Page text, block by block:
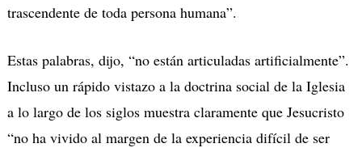
trascendente de toda persona humana”.
Estas palabras, dijo, “no están articuladas artificialmente”.
Incluso un rápido vistazo a la doctrina social de la Iglesia
a lo largo de los siglos muestra claramente que Jesucristo
“no ha vivido al margen de la experiencia difícil de ser